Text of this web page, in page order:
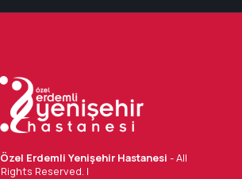
Özel Erdemli Yenişehir Hastanesi - All
Rights Reserved. |